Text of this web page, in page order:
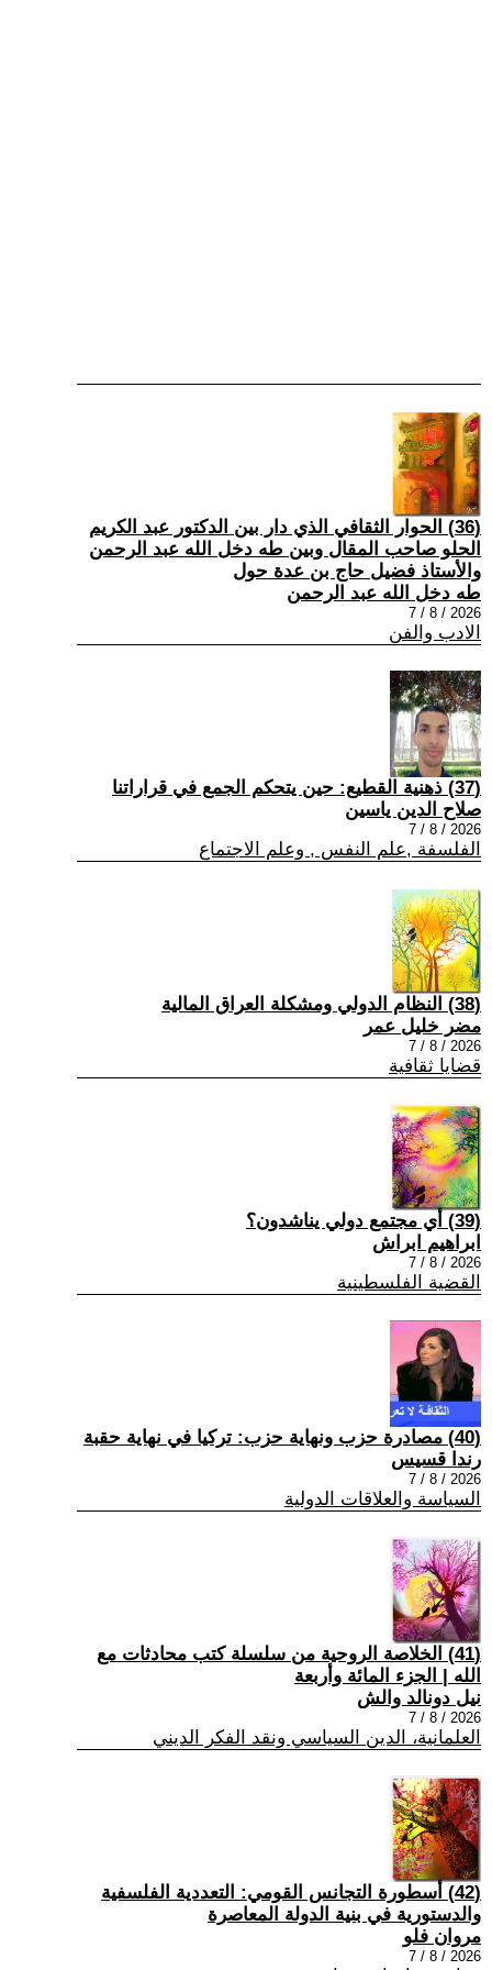
(36) الحوار الثقافي الذي دار بين الدكتور عبد الكريم
الحلو صاحب المقال وبين طه دخل الله عبد الرحمن
والأستاذ فضيل حاج بن عدة حول
طه دخل الله عبد الرحمن
2026 / 8 / 7
الادب والفن
(37) ذهنية القطيع: حين يتحكم الجمع في قراراتنا
صلاح الدين ياسين
2026 / 8 / 7
الفلسفة ,علم النفس , وعلم الاجتماع
(38) النظام الدولي ومشكلة العراق المالية
مضر خليل عمر
2026 / 8 / 7
قضايا ثقافية
(39) أي مجتمع دولي يناشدون؟
ابراهيم ابراش
2026 / 8 / 7
القضية الفلسطينية
(40) مصادرة حزب ونهاية حزب: تركيا في نهاية حقبة
رندا قسيس
2026 / 8 / 7
السياسة والعلاقات الدولية
(41) الخلاصة الروحية من سلسلة كتب محادثات مع
الله | الجزء المائة وأربعة
نيل دونالد والش
2026 / 8 / 7
العلمانية، الدين السياسي ونقد الفكر الديني
(42) أسطورة التجانس القومي: التعددية الفلسفية
والدستورية في بنية الدولة المعاصرة
مروان فلو
2026 / 8 / 7